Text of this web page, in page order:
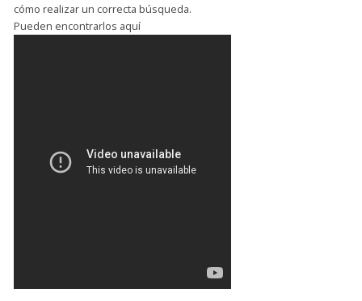
cómo realizar un correcta búsqueda.
Pueden encontrarlos aquí